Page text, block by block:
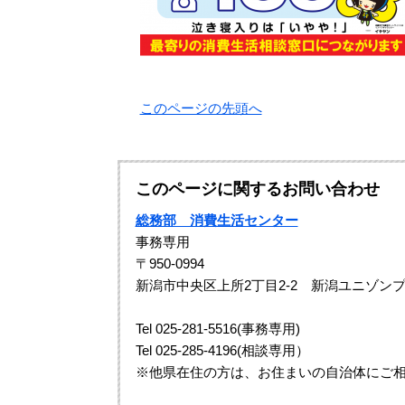
このページの先頭へ
このページに関するお問い合わせ
総務部 消費生活センター
事務専用
〒950-0994
新潟市中央区上所2丁目2-2 新潟ユニゾン
Tel 025-281-5516(事務専用)
Tel 025-285-4196(相談専用）
※他県在住の方は、お住まいの自治体にご相